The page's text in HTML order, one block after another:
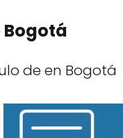
Bogotá
de en Bogotá